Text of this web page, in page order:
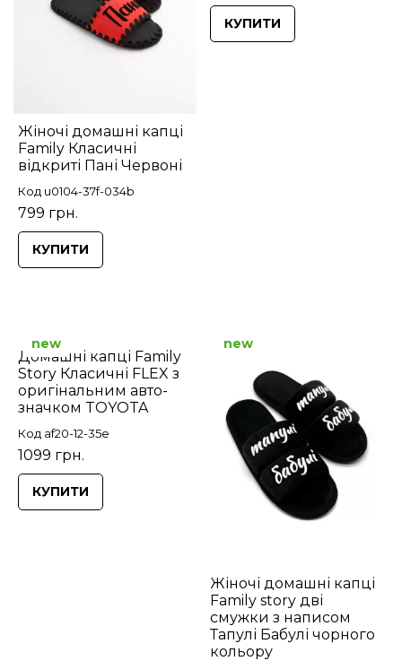
Жіночі домашні капці
Family Класичні
відкриті Пані Червоні
Код u0104-37f-034b
799 грн.
КУПИТИ
КУПИТИ
Домашні капці Family
Story Класичні FLEX з
оригінальним авто-
значком TOYOTA
Код af20-12-35e
1099 грн.
new
КУПИТИ
Жіночі домашні капці
Family story дві
смужки з написом
Тапулі Бабулі чорного
кольору
new